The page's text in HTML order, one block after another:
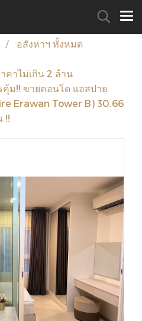
อสังหาฯ ทั้งหมด
คาไม่เกิน 2 ล้าน
คุ้ม!! ขายคอนโด แอสปาย
Erawan Tower B) 30.66
!!